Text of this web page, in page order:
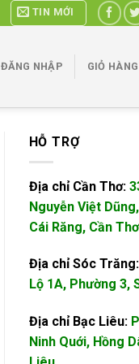
TIN MỚI
ĐĂNG NHẬP GIỎ
HỖ TRỢ
Địa chỉ Cần Thơ:
Nguyễn Việt
Cái Răng, Cần
Địa chỉ Sóc Trăng:
Lộ 1A, Phường 3,
Địa chỉ Bạc Liêu:
Ninh Quới, Hồng